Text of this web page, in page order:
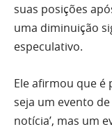
suas posições
uma diminuição
especulativo.
Ele afirmou que é
seja um evento
notícia’, mas um